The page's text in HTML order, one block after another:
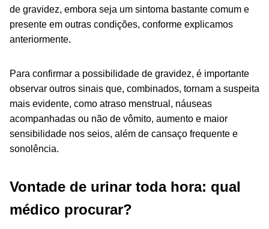
de gravidez, embora seja um sintoma bastante comum e
presente em outras condições, conforme explicamos
anteriormente.
Para confirmar a possibilidade de gravidez, é importante
observar outros sinais que, combinados, tornam a suspeita
mais evidente, como atraso menstrual, náuseas
acompanhadas ou não de vômito, aumento e maior
sensibilidade nos seios, além de cansaço frequente e
sonolência.
Vontade de urinar toda hora: qual
médico procurar?